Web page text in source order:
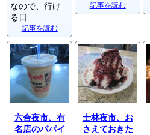
なので、行け
る日...
記事を読む
記事を読む
六合夜市、有
名店のパパイ
士林夜市、お
さえておきた